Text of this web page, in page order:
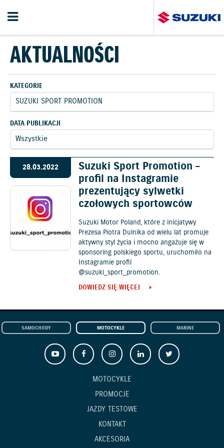
AKTUALNOŚCI
KATEGORIE
DATA PUBLIKACJI
28.03.2022
Suzuki Sport Promotion –
profil na Instagramie
prezentujący sylwetki
czołowych sportowców
Suzuki Motor Poland, które z inicjatywy
Prezesa Piotra Dulnika od wielu lat promuje
aktywny styl życia i mocno angażuje się w
sponsoring polskiego sportu, uruchomiło na
Instagramie profil
@suzuki_sport_promotion.
DOWIEDZ SIĘ WIĘCEJ
SAMOCHODY MOTOCYKLE MARINE
MOTOCYKLE
PROMOCJE
JAZDY TESTOWE
KONTAKT
AKCESORIA